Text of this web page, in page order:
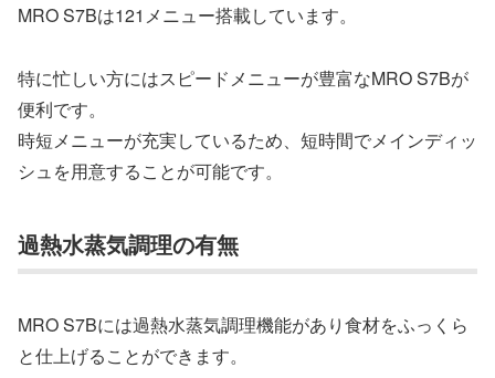
MRO S7Bは121メニュー搭載しています。
特に忙しい方にはスピードメニューが豊富なMRO S7Bが
便利です。
時短メニューが充実しているため、短時間でメインディッ
シュを用意することが可能です。
過熱水蒸気調理の有無
MRO S7Bには過熱水蒸気調理機能があり食材をふっくら
と仕上げることができます。